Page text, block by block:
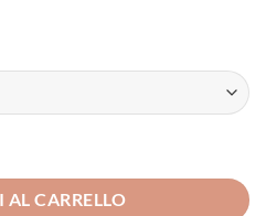
CARRELLO